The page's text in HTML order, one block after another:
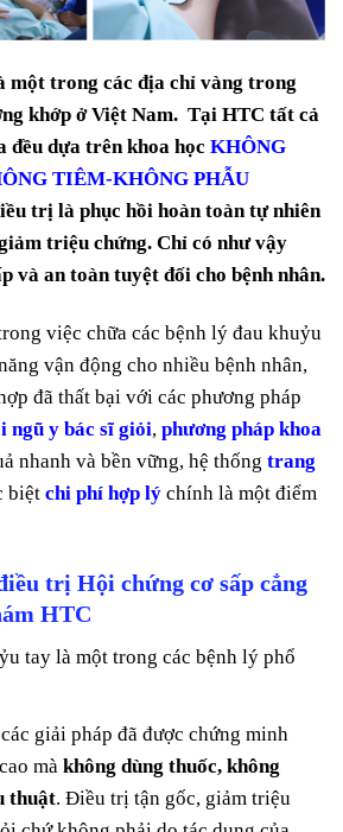
một trong các địa chỉ vàng trong
khớp ở Việt Nam. Tại HTC tất cả
đều dựa trên khoa học KHÔNG
TIÊM-KHÔNG PHẪU
trị là phục hồi hoàn toàn tự nhiên
triệu chứng. Chỉ có như vậy
và an toàn tuyệt đối cho bệnh nhân.
việc chữa các bệnh lý đau khuỷu
vận động cho nhiều bệnh nhân,
đã thất bại với các phương pháp
ngũ y bác sĩ giỏi, phương pháp khoa
nhanh và bền vững, hệ thống trang
biệt chi phí hợp lý chính là một điểm
trị Hội chứng cơ sấp cẳng
HTC
tay là một trong các bệnh lý phổ
giải pháp đã được chứng minh
màkhông dùng thuốc, không
thuật. Điều trị tận gốc, giảm triệu